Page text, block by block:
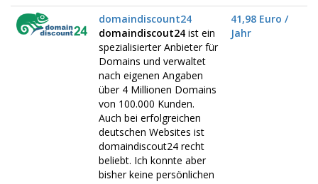
domaindiscount24
domaindiscout24 ist ein
spezialisierter Anbieter für
Domains und verwaltet
nach eigenen Angaben
über 4 Millionen Domains
von 100.000 Kunden.
Auch bei erfolgreichen
deutschen Websites ist
domaindiscout24 recht
beliebt. Ich konnte aber
bisher keine persönlichen
41,98 Euro /
Jahr